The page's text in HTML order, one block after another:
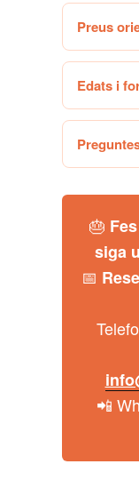
Preus
Edats i
🎂
siga
📅
📲